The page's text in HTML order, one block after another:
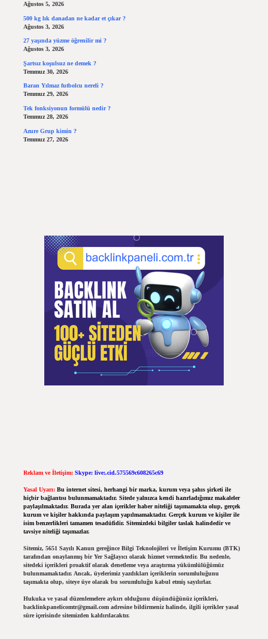
Ağustos 5, 2026
500 kg lık danadan ne kadar et çıkar ?
Ağustos 3, 2026
27 yaşında yüzme öğrenilir mi ?
Ağustos 3, 2026
Şartsız koşulsuz ne demek ?
Temmuz 30, 2026
Baran Yılmaz futbolcu nereli ?
Temmuz 29, 2026
Tek fonksiyonun formülü nedir ?
Temmuz 28, 2026
Azure Grup kimin ?
Temmuz 27, 2026
Reklam ve İletişim: Skype: live:.cid.575569c608265c69
Yasal Uyarı: Bu internet sitesi, herhangi bir marka, kurum veya şahıs şirketi ile
hiçbir bağlantısı bulunmamaktadır. Sitede yalnızca kendi hazırladığımız makaleler
paylaşılmaktadır. Burada yer alan içerikler haber niteliği taşımamakta olup, gerçek
kurum ve kişiler hakkında paylaşım yapılmamaktadır. Gerçek kurum ve kişiler ile
isim benzerlikleri tamamen tesadüfidir. Sitemizdeki bilgiler taslak halindedir ve
tavsiye niteliği taşımazlar.
Sitemiz, 5651 Sayılı Kanun gereğince Bilgi Teknolojileri ve İletişim Kurumu (BTK)
tarafından onaylanmış bir Yer Sağlayıcı olarak hizmet vermektedir. Bu nedenle,
sitedeki içerikleri proaktif olarak denetleme veya araştırma yükümlülüğümüz
bulunmamaktadır. Ancak, üyelerimiz yazdıkları içeriklerin sorumluluğunu
taşımakta olup, siteye üye olarak bu sorumluluğu kabul etmiş sayılırlar.
Hukuka ve yasal düzenlemelere aykırı olduğunu düşündüğünüz içerikleri,
backlinkpanelicomtr@gmail.comadresine bildirmeniz halinde, ilgili içerikler yasal
süre içerisinde sitemizden kaldırılacaktır.